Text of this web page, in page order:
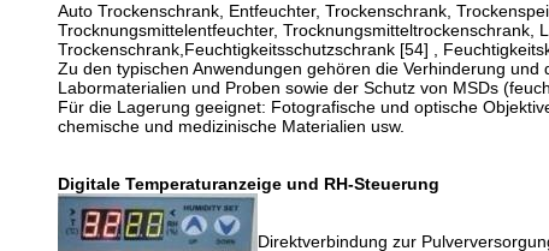
Auto Trockenschrank, Entfeuchter, Trockenschrank,
Trocknungsmittelentfeuchter, Trocknungsmitteltrockenschrank,
Trockenschrank,Feuchtigkeitsschutzschrank [54] ,
Zu den typischen Anwendungen gehören die Verhinderung
Labormaterialien und Proben sowie der Schutz von MSDs
Für die Lagerung geeignet: Fotografische und optische
chemische und medizinische Materialien usw.
Digitale Temperaturanzeige und RH-Steuerung
Direktverbindung zur